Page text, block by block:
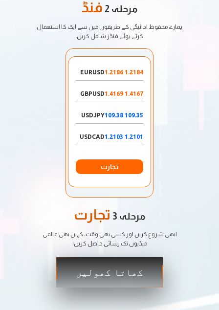
مرحلہ 2 فنڈ
ہمارے محفوظ ادائیگی کے طریقوں میں سے ایک کا استعمال
کرتے ہوئے فنڈز شامل کریں۔
EURUSD 1.2184 1.2186
GBPUSD 1.4167 1.4169
USDJPY 109.35 109.38
USDCAD 1.2101 1.2103
تجارت
مرحلہ 3 تجارت
ابھی شروع کریں اور کسی بھی وقت، کہیں بھی عالمی
منڈیوں تک رسائی حاصل کریں!
کھاتا کھولیں